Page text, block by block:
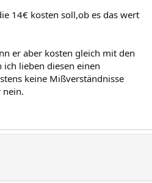
14€ kosten soll,ob es das wert
er aber kosten gleich mit den
lieben diesen einen
keine Mißverständnisse
nein.